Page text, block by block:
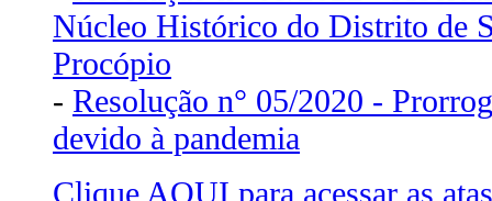
Núcleo Histórico do Distrito de
Procópio
- Resolução n° 05/2020 -
devido à pandemia
Clique AQUI para acessar as